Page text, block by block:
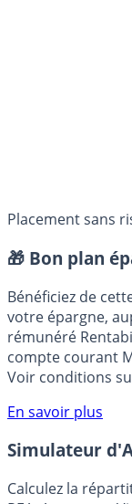
Placement sans
🎁 Bon plan
Bénéficiez de
votre épargne,
rémunéré
compte courant
Voir conditions
En savoir plus
Simulateur